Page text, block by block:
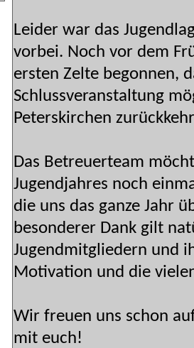
Leider war das
vorbei. Noch vor dem
ersten Zelte begonnen,
Schlussveranstaltung
Peterskirchen
Das Betreuerteam
Jugendjahres noch
die uns das ganze Jahr
besonderer Dank gilt
Jugendmitgliedern und
Motivation und die
Wir freuen uns schon
mit euch!